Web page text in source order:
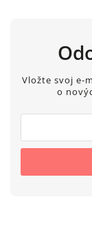
Vložte svoj e-
o